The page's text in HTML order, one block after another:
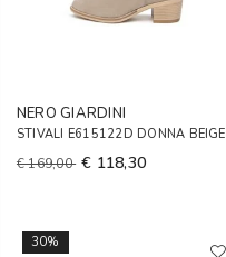
NERO GIARDINI
STIVALI E615122D DONNA BEIGE
€ 169,00 € 118,30
30%